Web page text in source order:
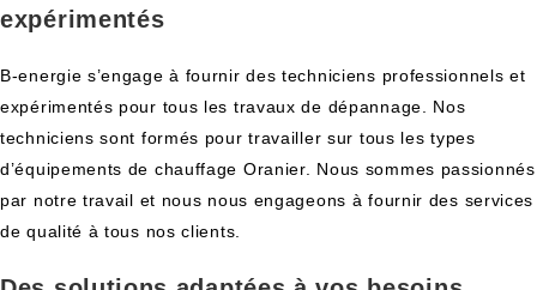
expérimentés
B-energie s’engage à fournir des techniciens professionnels et
expérimentés pour tous les travaux de dépannage. Nos
techniciens sont formés pour travailler sur tous les types
d’équipements de chauffage Oranier. Nous sommes passionnés
par notre travail et nous nous engageons à fournir des services
de qualité à tous nos clients.